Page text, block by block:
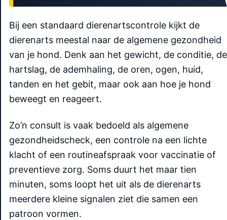
Bij een standaard dierenartscontrole kijkt de
dierenarts meestal naar de algemene gezondheid
van je hond. Denk aan het gewicht, de conditie, de
hartslag, de ademhaling, de oren, ogen, huid,
tanden en het gebit, maar ook aan hoe je hond
beweegt en reageert.
Zo’n consult is vaak bedoeld als algemene
gezondheidscheck, een controle na een lichte
klacht of een routineafspraak voor vaccinatie of
preventieve zorg. Soms duurt het maar tien
minuten, soms loopt het uit als de dierenarts
meerdere kleine signalen ziet die samen een
patroon vormen.